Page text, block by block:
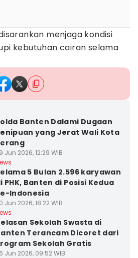
menjaga kondisi
kebutuhan cairan selama
Banten Dalami Dugaan
yang Jerat Wali Kota
Jun 2026, 12:29 WIB
5 Bulan 2.596 karyawan
PHK, Banten di Posisi Kedua
Indonesia
Jun 2026, 18:22 WIB
Sekolah Swasta di
Terancam Dicoret dari
Sekolah Gratis
Jun 2026, 09:52 WIB